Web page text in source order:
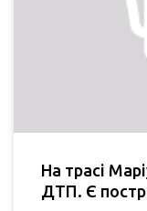
На трасі
ДТП. Є